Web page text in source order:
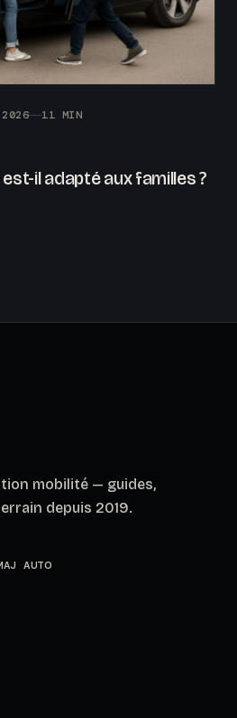
11 MIN
est-il adapté aux familles ?
mobilité — guides,
depuis 2019.
AUTO